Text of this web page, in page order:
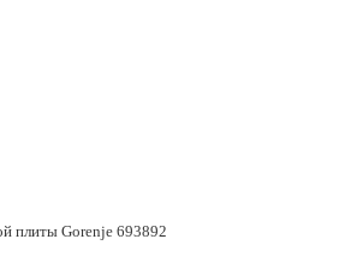
плиты Gorenje 693892